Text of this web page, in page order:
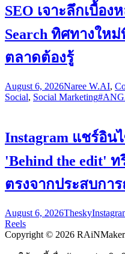
SEO เจาะลึกเบื้อ
Search ทิศทางให
ตลาดต้องรู้
August 6, 2026Naree W.AI,
Social, Social Marketing
Instagram แชร์อิน
'Behind the edit'
ตรงจากประสบกา
August 6, 2026Thesky
Reels
Copyright © 2026